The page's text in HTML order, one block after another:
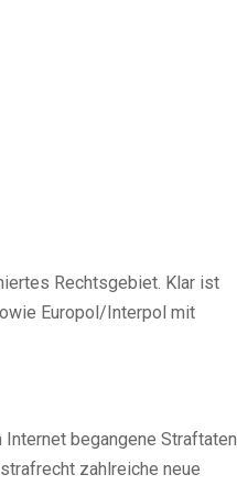
Rechtsgebiet. Klar ist
Europol/Interpol mit
Internet begangene Straftaten
zahlreiche neue